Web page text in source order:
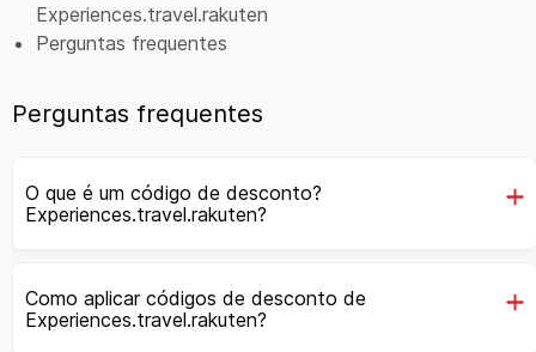
Experiences.travel.rakuten
Perguntas frequentes
Perguntas frequentes
O que é um código de desconto?
Experiences.travel.rakuten?
Como aplicar códigos de desconto de
Experiences.travel.rakuten?